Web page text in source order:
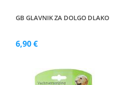
GB GLAVNIK ZA DOLGO DLAKO
6,90 €